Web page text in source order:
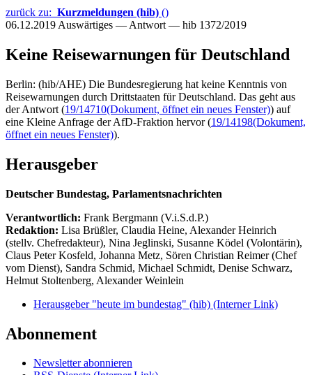
zurück zu: Kurzmeldungen (hib) ()
06.12.2019 Auswärtiges — Antwort — hib 1372/2019
Keine Reisewarnungen für Deutschland
Berlin: (hib/AHE) Die Bundesregierung hat keine Kenntnis von
Reisewarnungen durch Drittstaaten für Deutschland. Das geht aus
der Antwort (19/14710(Dokument, öffnet ein neues Fenster)) auf
eine Kleine Anfrage der AfD-Fraktion hervor (19/14198(Dokument,
öffnet ein neues Fenster)).
Herausgeber
Deutscher Bundestag, Parlamentsnachrichten
Verantwortlich: Frank Bergmann (V.i.S.d.P.)
Redaktion: Lisa Brüßler, Claudia Heine, Alexander Heinrich
(stellv. Chefredakteur), Nina Jeglinski, Susanne Ködel (Volontärin),
Claus Peter Kosfeld, Johanna Metz, Sören Christian Reimer (Chef
vom Dienst), Sandra Schmid, Michael Schmidt, Denise Schwarz,
Helmut Stoltenberg, Alexander Weinlein
Herausgeber "heute im bundestag" (hib) (Interner Link)
Abonnement
Newsletter abonnieren